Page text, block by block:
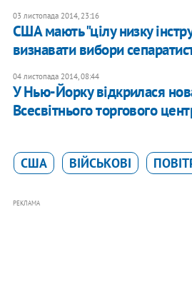
03 листопада 2014, 23:16
США мають "цілу низку
визнавати вибори
04 листопада 2014, 08:44
У Нью-Йорку відкрилася
Всесвітнього торгового
США ВІЙСЬКОВІ
РЕКЛАМА